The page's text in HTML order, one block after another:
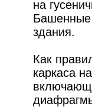
на
Башенные
здания.
Как
каркаса